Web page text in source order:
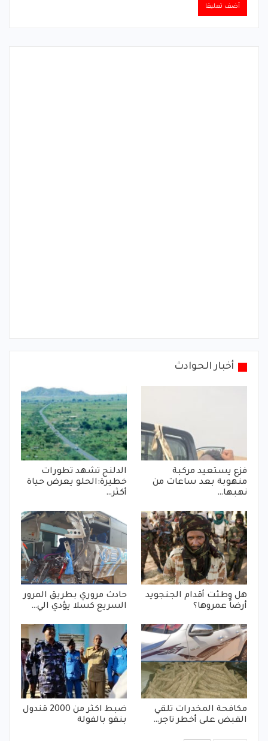
أخبار الحوادث
فزع يستعيد مركبة
منهوبة بعد ساعات من
نهبها…
الدلنج تشهد تطورات
خطيرة:الحلو يعرض حياة
أكثر…
هل وطئت أقدام الجنجويد
أرضاً عمروها؟
حادث مروري بطريق المرور
السريع كسلا يؤدي الي…
مكافحة المخدرات تلقي
القبض على أخطر تاجر…
ضبط اكثر من 2000 قندول
بنقو بالفولة